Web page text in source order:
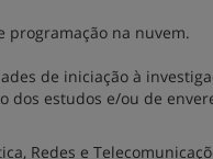
programação na nuvem.
de iniciação à
dos estudos e/ou de
Redes e